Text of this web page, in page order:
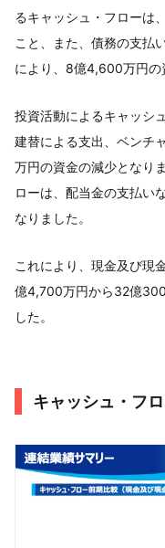
るキャッシュ・フローは
こと、また、債務の支払
により、8億4,600万円の
投資活動によるキャッシ
建替による支出、ベンチ
万円の資金の減少となり
ローは、配当金の支払い
なりました。
これにより、現金及び現
億4,700万円から32億
した。
キャッシュ・フ